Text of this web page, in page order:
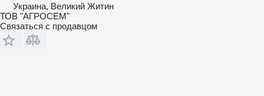
Украина, Великий Житин
ТОВ "АГРОСЕМ"
Связаться с продавцом